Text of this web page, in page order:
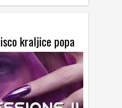
kraljice popa